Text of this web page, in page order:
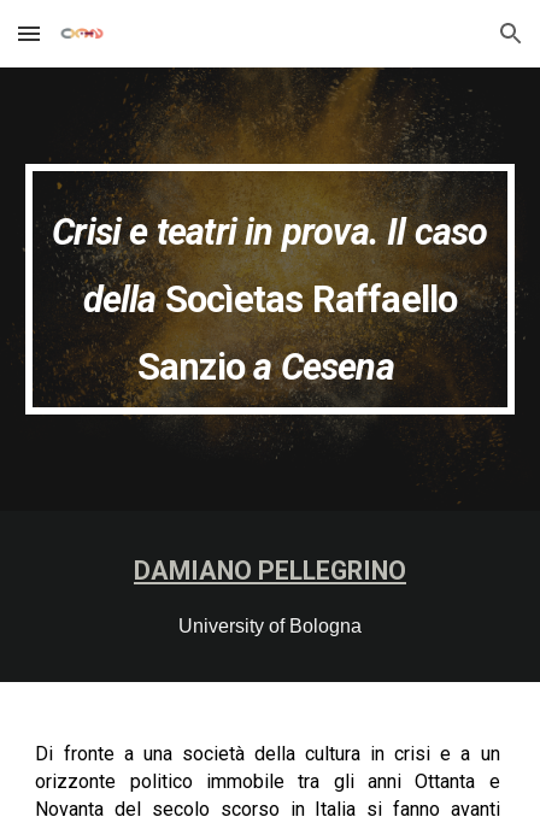
Skip to main content Skip to navigation
Crisi e teatri in prova. Il caso
dellaSocìetas Raffaello
Sanzioa Cesena
DAMIANO PELLEGRINO
University of Bologna
Di fronte a una società della cultura in crisi e a un
orizzonte politico immobile tra gli anni Ottanta e
Novanta del secolo scorso in Italia si fanno avanti